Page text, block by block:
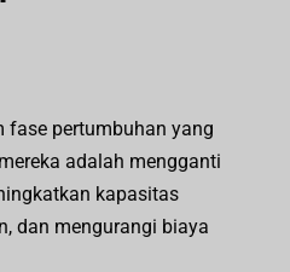
fase pertumbuhan yang
adalah mengganti
kapasitas
dan mengurangi biaya